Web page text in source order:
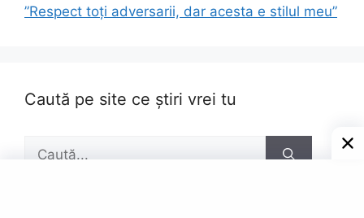
”Respect toți adversarii, dar acesta e stilul meu”
Caută pe site ce știri vrei tu
după: